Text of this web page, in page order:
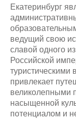
Екатеринбург
ведущий свою
славой одного
Российской
туристическими
привлекает
великолепными
насыщенной
потенциалом и